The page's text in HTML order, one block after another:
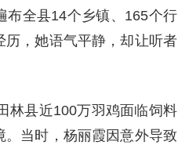
布全县14个乡镇、165个行
，她语气平静，却让听者
林县近100万羽鸡面临饲料
当时，杨丽霞因意外导致